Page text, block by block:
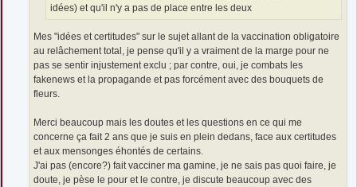
idées) et qu'il n'y a pas de place entre les deux
Mes "idées et certitudes" sur le sujet allant de la vaccination obligatoire
au relâchement total, je pense qu'il y a vraiment de la marge pour ne
pas se sentir injustement exclu ; par contre, oui, je combats les
fakenews et la propagande et pas forcément avec des bouquets de
fleurs.
Merci beaucoup mais les doutes et les questions en ce qui me
concerne ça fait 2 ans que je suis en plein dedans, face aux certitudes
et aux mensonges éhontés de certains.
J'ai pas (encore?) fait vacciner ma gamine, je ne sais pas quoi faire, je
doute, je pèse le pour et le contre, je discute beaucoup avec des